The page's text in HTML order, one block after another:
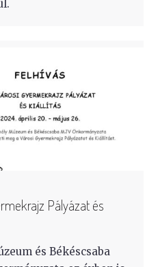
Pályázat és
és Békéscsaba